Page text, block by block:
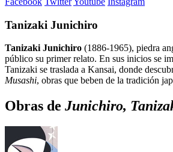
Tanizaki Junichiro
Tanizaki Junichiro (1886-1965), piedra
público su primer relato. En sus inicios se
Tanizaki se traslada a Kansai, donde
Musashi, obras que beben de la tradición
Obras de Junichiro,